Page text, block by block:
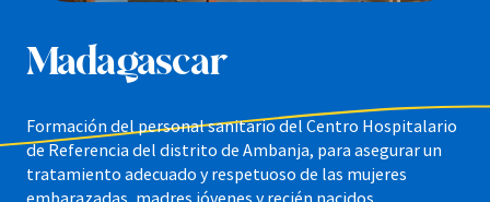
Madagascar
Formación del personal sanitario del Centro Hospitalario
de Referencia del distrito de Ambanja, para asegurar un
tratamiento adecuado y respetuoso de las mujeres